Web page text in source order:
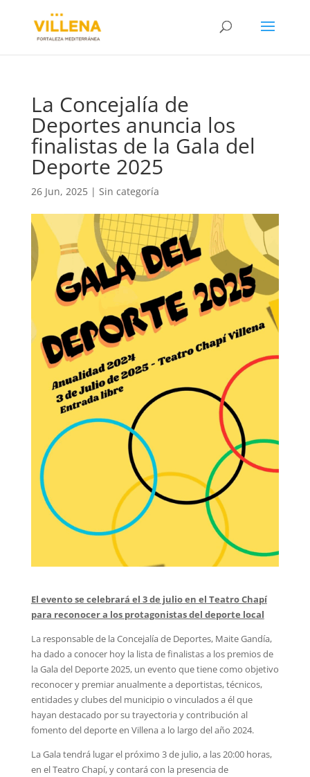
La Concejalía de
Deportes anuncia los
finalistas de la Gala del
Deporte 2025
26 Jun, 2025| Sin categoría
El evento se celebrará el 3 de julio en el Teatro Chapí
para reconocer a los protagonistas del deporte local
La responsable de la Concejalía de Deportes, Maite Gandía,
ha dado a conocer hoy la lista de finalistas a los premios de
la Gala del Deporte 2025, un evento que tiene como objetivo
reconocer y premiar anualmente a deportistas, técnicos,
entidades y clubes del municipio o vinculados a él que
hayan destacado por su trayectoria y contribución al
fomento del deporte en Villena a lo largo del año 2024.
La Gala tendrá lugar el próximo 3 de julio, a las 20:00 horas,
en el Teatro Chapí, y contará con la presencia de